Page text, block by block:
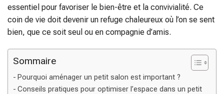
essentiel pour favoriser le bien-être et la convivialité. Ce
coin de vie doit devenir un refuge chaleureux où l’on se sent
bien, que ce soit seul ou en compagnie d’amis.
Sommaire
Pourquoi aménager un petit salon est important ?
Conseils pratiques pour optimiser l’espace dans un petit